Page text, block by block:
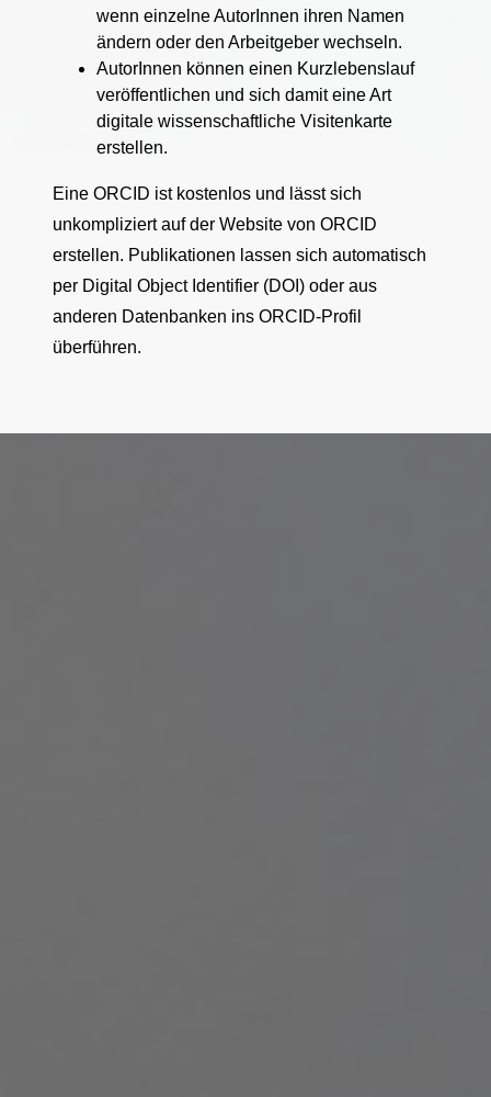
wenn einzelne AutorInnen ihren Namen
ändern oder den Arbeitgeber wechseln.
AutorInnen können einen Kurzlebenslauf
veröffentlichen und sich damit eine Art
digitale wissenschaftliche Visitenkarte
erstellen.
Eine ORCID ist kostenlos und lässt sich
unkompliziert auf der Website von ORCID
erstellen. Publikationen lassen sich automatisch
per Digital Object Identifier (DOI) oder aus
anderen Datenbanken ins ORCID-Profil
überführen.